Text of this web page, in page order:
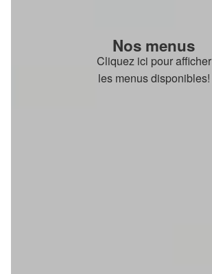
Nos menus
Cliquez ici pour afficher
les menus disponibles!